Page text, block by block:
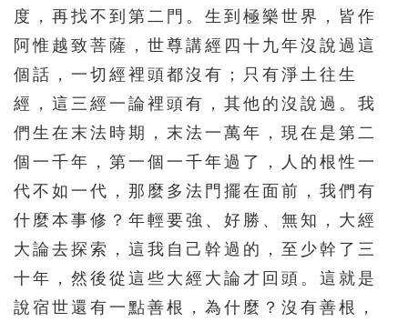
496 497 498 499 500
501 502 503 504 505
506 507 508 509 510
511 512 513 514 515
521 522 523 524 525
526 527 528 529 530
531 532 533 534 535
536 537 538 539 540
度，再找不到第二門。生到極樂世界，皆作
阿惟越致菩薩，世尊講經四十九年沒說過這
個話，一切經裡頭都沒有；只有淨土往生
經，這三經一論裡頭有，其他的沒說過。我
們生在末法時期，末法一萬年，現在是第二
個一千年，第一個一千年過了，人的根性一
代不如一代，那麼多法門擺在面前，我們有
什麼本事修？年輕要強、好勝、無知，大經
大論去探索，這我自己幹過的，至少幹了三
十年，然後從這些大經大論才回頭。這就是
說宿世還有一點善根，為什麼？沒有善根，